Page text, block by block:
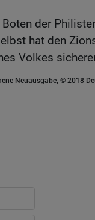
der
hat den
Volkes
Neuausgabe, © 2018